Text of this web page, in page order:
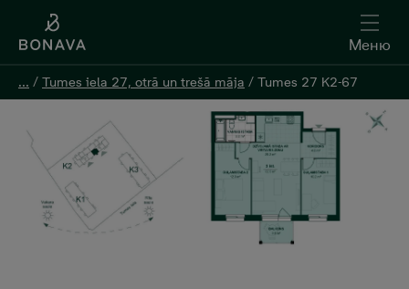
Меню
... / Tumes iela 27, otrā un trešā māja / Tumes 27 K2-67
Меню
... / Tumes iela 27, otrā un trešā māja / Tumes 27 K2-67
Oставить контактную информацию